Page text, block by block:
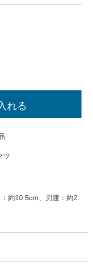
れる
ツ
約10.5cm、刃渡：約2.